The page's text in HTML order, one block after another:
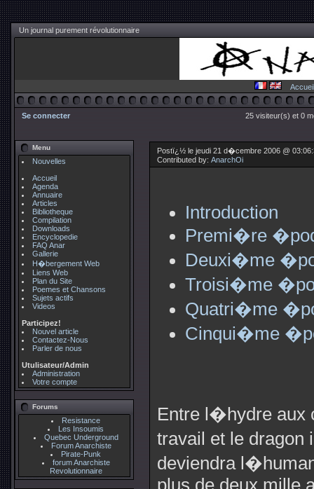
Un journal purement révolutionnaire
Accueil
Se connecter 25 visiteur(s) et 0
Menu
Nouvelles
Accueil
Agenda
Annuaire
Articles
Bibliotheque
Compilation
Downloads
Encyclopedie
FAQ Anar
Gallerie
H�bergement Web
Liens Web
Plan du Site
Poemes et Chansons
Sujets actifs
Videos
Participez!
Nouvel article
Contactez-Nous
Parler de nous
Utulisateur/Admin
Administration
Votre compte
Forums
Resistance
Les Insoumis
Quebec Underground
Forum Anarchiste
Pirate-Punk
forum Anarchiste
Revolutionnaire
Postï¿½ le jeudi 21 d�cembre 2006 @
Contributed by: AnarchOi
Introduction
Premi�re
Deuxi�me
Troisi�me
Quatri�me
Cinqui�me
Entre l�hydre aux
travail et le
deviendra
plus de deux mille